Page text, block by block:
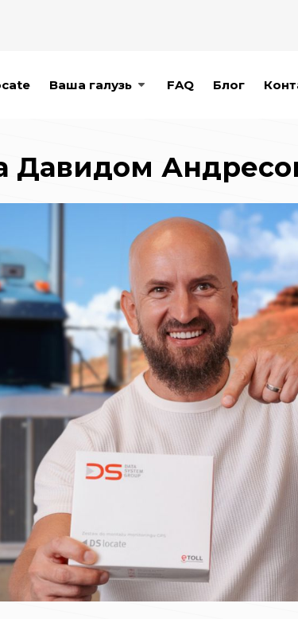
Ваша галузь FAQ Блог
Давидом